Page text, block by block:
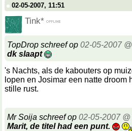
02-05-2007, 11:51
Tink*
TopDrop schreef op 02-05-2007
dk slaapt
's Nachts, als de kabouters op
lopen en Josimar een natte droom
stille rust.
Mr Soija schreef op 02-05-2007 @
Marit, de titel had een punt.